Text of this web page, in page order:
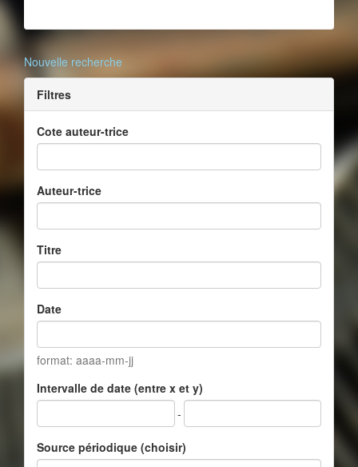
Nouvelle recherche
Filtres
Cote auteur-trice
Auteur-trice
Titre
Date
format: aaaa-mm-jj
Intervalle de date (entre x et y)
-
Source périodique (choisir)